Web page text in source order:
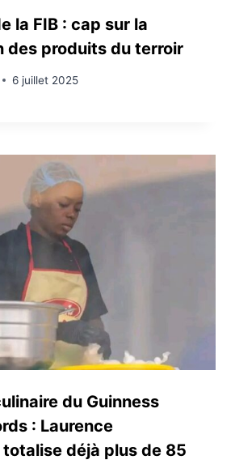
la FIB : cap sur la
des produits du terroir
6 juillet 2025
du Guinness
: Laurence
totalise déjà plus de 85